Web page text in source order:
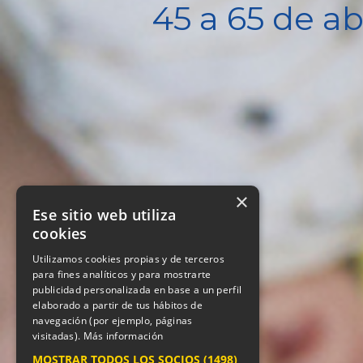
45 a 65 de
×
Ese sitio web utiliza
cookies
Utilizamos cookies propias y de terceros
para fines analíticos y para mostrarte
publicidad personalizada en base a un perfil
elaborado a partir de tus hábitos de
navegación (por ejemplo, páginas
visitadas). Más información
MOSTRAR TODOS LOS SOCIOS (1498)